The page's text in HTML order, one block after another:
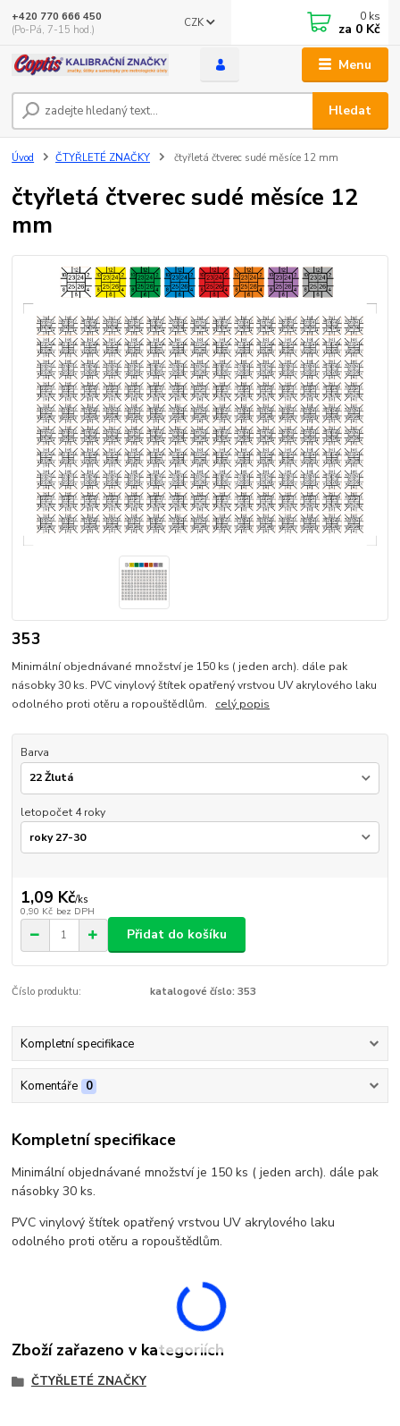
Menu
CZK
Hledat
+420 770 666 450
(Po-Pá, 7-15 hod.)
0 ks
za 0 Kč
Úvod ČTYŘLETÉ ZNAČKY čtyřletá čtverec sudé měsíce 12 mm
čtyřletá čtverec sudé měsíce 12
mm
353
Minimální objednávané množství je 150 ks ( jeden arch). dále pak
násobky 30 ks. PVC vinylový štítek opatřený vrstvou UV akrylového laku
odolného proti otěru a ropouštědlům. celý popis
Barva
letopočet 4 roky
1,09 Kč/ks
0,90 Kč bez DPH
Přidat do košíku
Číslo produktu: katalogové číslo: 353
Kompletní specifikace
Komentáře 0
Kompletní specifikace
Minimální objednávané množství je 150 ks ( jeden arch). dále pak
násobky 30 ks.
PVC vinylový štítek opatřený vrstvou UV akrylového laku
odolného proti otěru a ropouštědlům.
Zboží zařazeno v kategoriích
ČTYŘLETÉ ZNAČKY